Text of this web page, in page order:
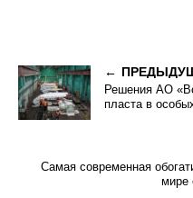
Решения АО
пласта в
Самая современная
мире